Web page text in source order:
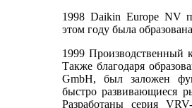
1998 Daikin Europe NV
этом году была
1999 Производственный
Также благодаря
GmbH, был заложен
быстро развивающиеся
Разработаны серия